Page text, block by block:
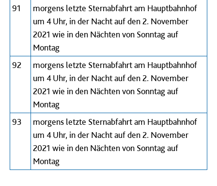
91
morgens letzte Sternabfahrt am Hauptbahnhof
um 4 Uhr, in der Nacht auf den 2. November
2021 wie in den Nächten von Sonntag auf
Montag
92
morgens letzte Sternabfahrt am Hauptbahnhof
um 4 Uhr, in der Nacht auf den 2. November
2021 wie in den Nächten von Sonntag auf
Montag
93
morgens letzte Sternabfahrt am Hauptbahnhof
um 4 Uhr, in der Nacht auf den 2. November
2021 wie in den Nächten von Sonntag auf
Montag